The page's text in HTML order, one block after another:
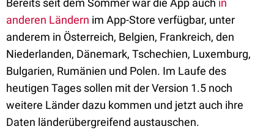
Bereits seit dem Sommer war die App auch in
anderen Ländern im App-Store verfügbar, unter
anderem in Österreich, Belgien, Frankreich, den
Niederlanden, Dänemark, Tschechien, Luxemburg,
Bulgarien, Rumänien und Polen. Im Laufe des
heutigen Tages sollen mit der Version 1.5 noch
weitere Länder dazu kommen und jetzt auch ihre
Daten länderübergreifend austauschen.